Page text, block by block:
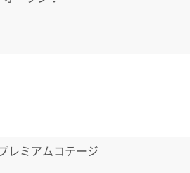
レミアムコテージ